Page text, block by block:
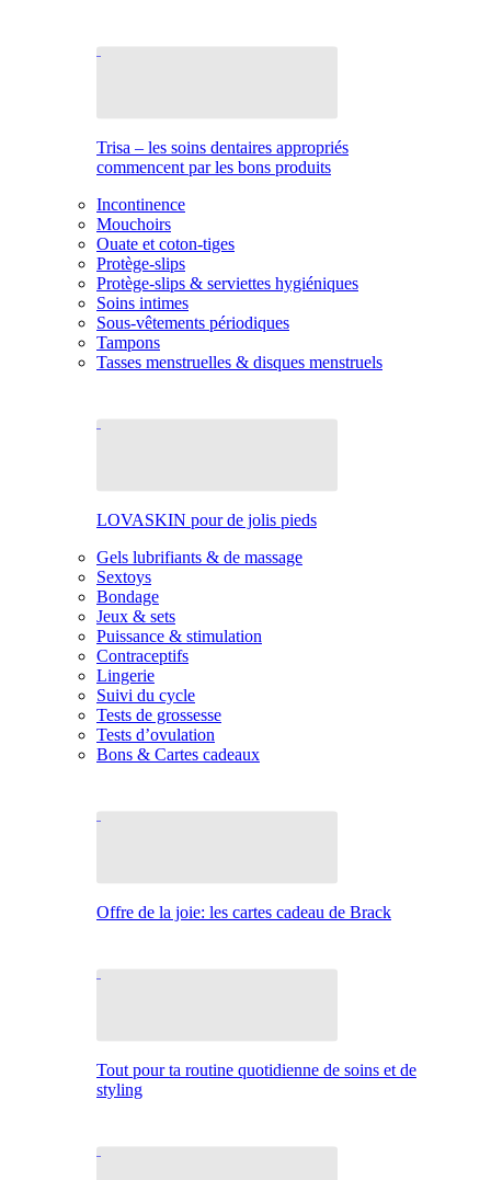
Trisa – les soins dentaires appropriés
commencent par les bons produits
Incontinence
Mouchoirs
Ouate et coton-tiges
Protège-slips
Protège-slips & serviettes hygiéniques
Soins intimes
Sous-vêtements périodiques
Tampons
Tasses menstruelles & disques menstruels
LOVASKIN pour de jolis pieds
Gels lubrifiants & de massage
Sextoys
Bondage
Jeux & sets
Puissance & stimulation
Contraceptifs
Lingerie
Suivi du cycle
Tests de grossesse
Tests d’ovulation
Bons & Cartes cadeaux
Offre de la joie: les cartes cadeau de Brack
Tout pour ta routine quotidienne de soins et de
styling